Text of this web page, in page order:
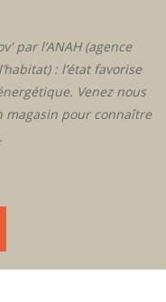
par l’ANAH (agence
: l’état favorise
Venez nous
magasin pour connaître